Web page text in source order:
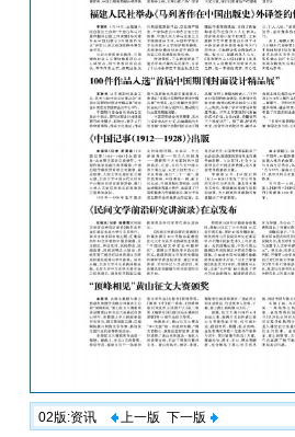
02版:资讯 上一版 下一版